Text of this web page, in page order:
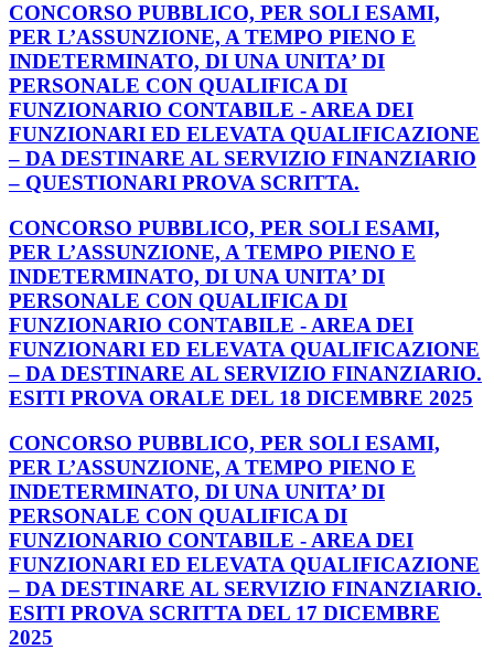
CONCORSO PUBBLICO, PER SOLI ESAMI,
PER L’ASSUNZIONE, A TEMPO PIENO E
INDETERMINATO, DI UNA UNITA’ DI
PERSONALE CON QUALIFICA DI
FUNZIONARIO CONTABILE - AREA DEI
FUNZIONARI ED ELEVATA QUALIFICAZIONE
– DA DESTINARE AL SERVIZIO FINANZIARIO
– QUESTIONARI PROVA SCRITTA.
CONCORSO PUBBLICO, PER SOLI ESAMI,
PER L’ASSUNZIONE, A TEMPO PIENO E
INDETERMINATO, DI UNA UNITA’ DI
PERSONALE CON QUALIFICA DI
FUNZIONARIO CONTABILE - AREA DEI
FUNZIONARI ED ELEVATA QUALIFICAZIONE
– DA DESTINARE AL SERVIZIO FINANZIARIO.
ESITI PROVA ORALE DEL 18 DICEMBRE 2025
CONCORSO PUBBLICO, PER SOLI ESAMI,
PER L’ASSUNZIONE, A TEMPO PIENO E
INDETERMINATO, DI UNA UNITA’ DI
PERSONALE CON QUALIFICA DI
FUNZIONARIO CONTABILE - AREA DEI
FUNZIONARI ED ELEVATA QUALIFICAZIONE
– DA DESTINARE AL SERVIZIO FINANZIARIO.
ESITI PROVA SCRITTA DEL 17 DICEMBRE
2025